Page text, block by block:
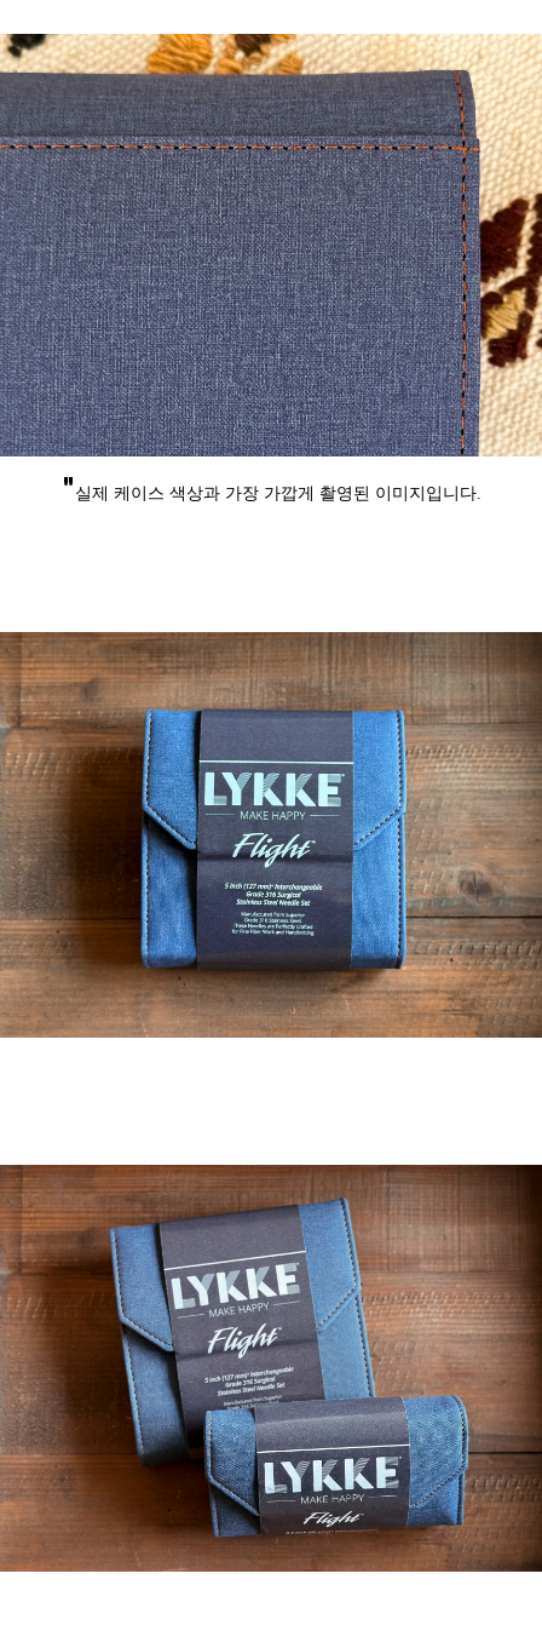
" 실제 케이스 색상과 가장 가깝게 촬영된 이미지입니다.